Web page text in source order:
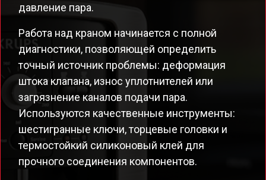
давление пара.
Работа над краном начинается с полной
диагностики, позволяющей определить
точный источник проблемы: деформация
штока клапана, износ уплотнителей или
загрязнение каналов подачи пара.
Используются качественные инструменты:
шестигранные ключи, торцевые головки и
термостойкий силиконовый клей для
прочного соединения компонентов.